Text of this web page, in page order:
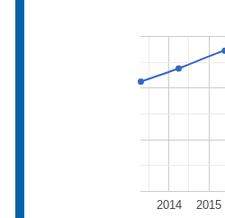
2014 2015